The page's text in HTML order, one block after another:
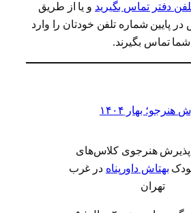
دفتر تماس بگیرید و یا از طریق
پایین شماره تلفن خودتان را وارد
شما تماس بگیرند.
پذیرش هنرجوی کلاس‌های
بهتاش داورپناه در غرب
تهران